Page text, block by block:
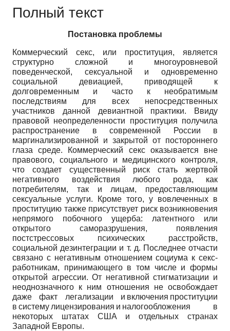
Полный текст
Постановка проблемы
Коммерческий секс, или проституция, является
структурно сложной и многоуровневой
поведенческой, сексуальной и одновременно
социальной девиацией, приводящей к
долговременным и часто к необратимым
последствиям для всех непосредственных
участников данной девиантной практики. Ввиду
правовой неопределенности проституция получила
распространение в современной России в
маргинализированной и закрытой от постороннего
глаза среде. Коммерческий секс оказывается вне
правового, социального и медицинского контроля,
что создает существенный риск стать жертвой
негативного воздействия любого рода, как
потребителям, так и лицам, предоставляющим
сексуальные услуги. Кроме того, у вовлеченных в
проституцию также присутствует риск возникновения
непрямого побочного ущерба: латентного или
открытого саморазрушения, появления
постстрессовых психических расстройств,
социальной дезинтеграции и т. д. Последнее отчасти
связано с негативным отношением социума к секс-
работникам, принимающего в том числе и формы
открытой агрессии. От негативной стигматизации и
неоднозначного к ним отношения не освобождает
даже факт легализации и включения проституции
в систему лицензирования и налогообложения в
некоторых штатах США и отдельных странах
Западной Европы.